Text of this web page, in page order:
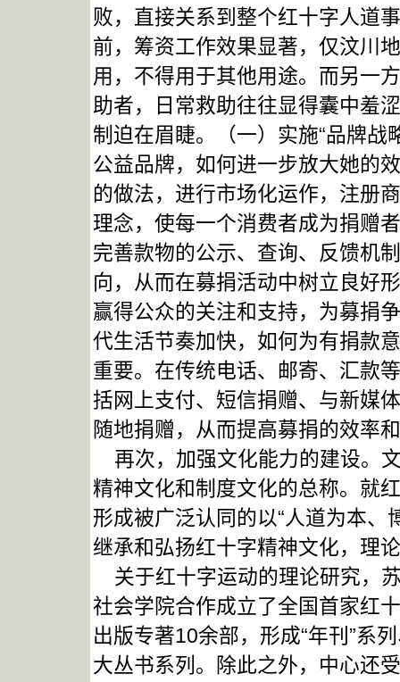
败，直接关系到整个红十字人道
前，筹资工作效果显著，仅汶川
用，不得用于其他用途。而另一
助者，日常救助往往显得囊中羞
制迫在眉睫。（一）实施“品牌战
公益品牌，如何进一步放大她的
的做法，进行市场化运作，注册
理念，使每一个消费者成为捐赠
完善款物的公示、查询、反馈机
向，从而在募捐活动中树立良好
赢得公众的关注和支持，为募捐
代生活节奏加快，如何为有捐款
重要。在传统电话、邮寄、汇款
括网上支付、短信捐赠、与新媒
随地捐赠，从而提高募捐的效率
再次，加强文化能力的建设。
精神文化和制度文化的总称。就
形成被广泛认同的以“人道为本、
继承和弘扬红十字精神文化，理
关于红十字运动的理论研究，
社会学院合作成立了全国首家红
出版专著10余部，形成“年刊”系
大丛书系列。除此之外，中心还